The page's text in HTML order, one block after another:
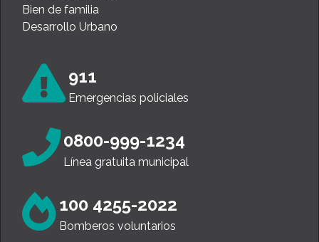
Bien de familia
Desarrollo Urbano
911
Emergencias policiales
0800-999-1234
Línea gratuita municipal
100 4255-2022
Bomberos voluntarios